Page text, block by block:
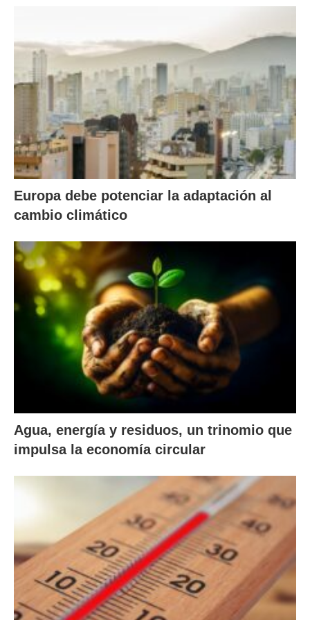
Europa debe potenciar la adaptación al
cambio climático
Agua, energía y residuos, un trinomio que
impulsa la economía circular